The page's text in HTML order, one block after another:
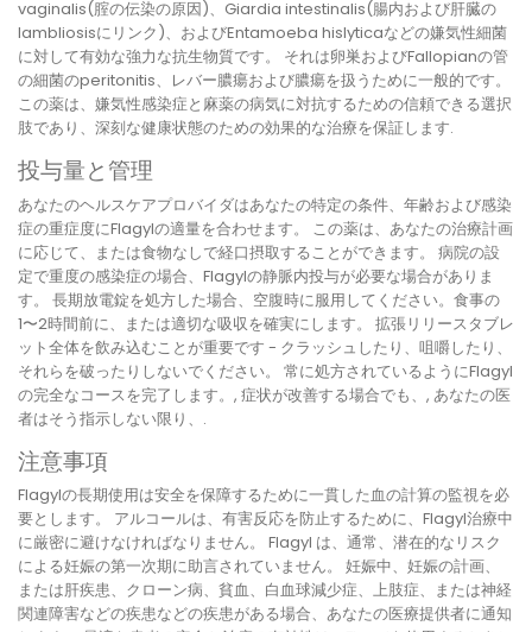
vaginalis(腟の伝染の原因)、Giardia intestinalis(腸内および肝臓の
lambliosisにリンク)、およびEntamoeba hislyticaなどの嫌気性細菌
に対して有効な強力な抗生物質です。 それは卵巣およびFallopianの管
の細菌のperitonitis、レバー膿瘍および膿瘍を扱うために一般的です。
この薬は、嫌気性感染症と麻薬の病気に対抗するための信頼できる選択
肢であり、深刻な健康状態のための効果的な治療を保証します.
投与量と管理
あなたのヘルスケアプロバイダはあなたの特定の条件、年齢および感染
症の重症度にFlagylの適量を合わせます。 この薬は、あなたの治療計画
に応じて、または食物なしで経口摂取することができます。 病院の設
定で重度の感染症の場合、Flagylの静脈内投与が必要な場合がありま
す。 長期放電錠を処方した場合、空腹時に服用してください。食事の
1〜2時間前に、または適切な吸収を確実にします。 拡張リリースタブレ
ット全体を飲み込むことが重要です - クラッシュしたり、咀嚼したり、
それらを破ったりしないでください。 常に処方されているようにFlagyl
の完全なコースを完了します。, 症状が改善する場合でも、, あなたの医
者はそう指示しない限り、.
注意事項
Flagylの長期使用は安全を保障するために一貫した血の計算の監視を必
要とします。 アルコールは、有害反応を防止するために、Flagyl治療中
に厳密に避けなければなりません。 Flagyl は、通常、潜在的なリスク
による妊娠の第一次期に助言されていません。 妊娠中、妊娠の計画、
または肝疾患、クローン病、貧血、白血球減少症、上肢症、または神経
関連障害などの疾患などの疾患がある場合、あなたの医療提供者に通知